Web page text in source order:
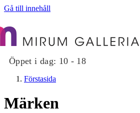
Gå till innehåll
Öppet i dag: 10 - 18
Förstasida
Märken